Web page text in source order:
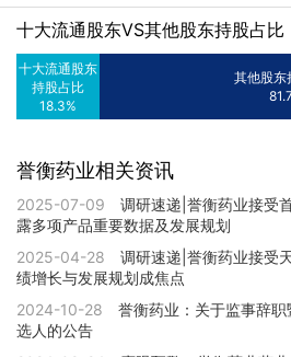
十大流通股东VS其他股东持股占比
十大流通股东
持股占比
18.3%
其他股东
誉衡药业相关资讯
2025-07-09
调研速递|誉衡药业接受
露多项产品重要数据及发展规划
2025-04-28
调研速递|誉衡药业接受
绩增长与发展规划成焦点
2024-10-28
誉衡药业：关于监事辞
选人的公告